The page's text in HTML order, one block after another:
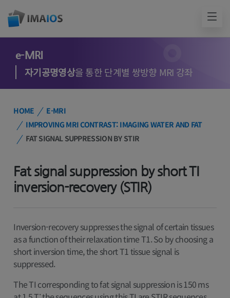
e-MRI
자기공명영상을 통한 단계별 쌍방향 MRI 강좌
HOME
E-MRI
IMPROVING MRI CONTRAST: IMAGING WATER AND FAT
FAT SIGNAL SUPPRESSION BY STIR
Fat signal suppression by short TI
inversion-recovery (STIR)
Inversion-recovery suppresses the signal of certain tissues
as a function of their relaxation time T1. So by choosing a
short inversion time, the short T1 tissue signal is
suppressed.
The TI corresponding to fat signal suppression is 150 ms